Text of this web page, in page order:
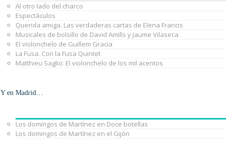
Al otro lado del charco
Espectáculos
Querida amiga. Las verdaderas cartas de Elena Francis
Musicales de bolsillo de David Amills y Jaume Vilaseca
El violonchelo de Guillem Gracia
La Fusa. Con la Fusa Quintet
Matthieu Saglio: El violonchelo de los mil acentos
Y en Madrid…
Los domingos de Martínez en Doce botellas
Los domingos de Martínez en el Gijón